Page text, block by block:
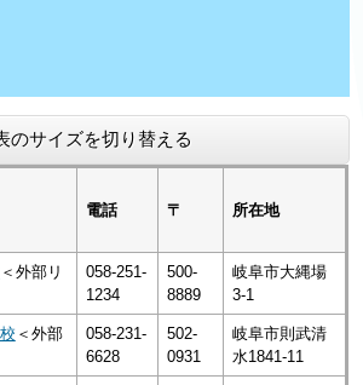
のサイズを切り替える
電話 〒 所在地
＜外部リ
058-251-
1234
500-
8889
岐阜市大縄場
3-1
＜外部
058-231-
6628
502-
0931
岐阜市則武清
水1841-11